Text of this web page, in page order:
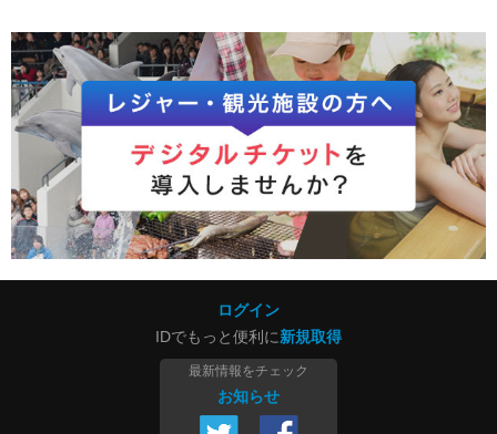
ログイン
IDでもっと便利に新規取得
最新情報をチェック
お知らせ